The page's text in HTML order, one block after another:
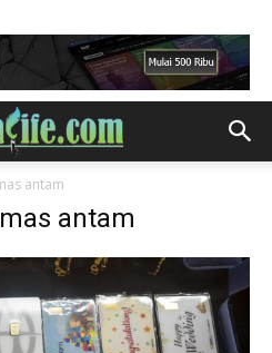
antam
antam